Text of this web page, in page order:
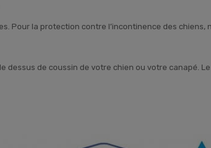
Pour la protection contre l’incontinence des chiens,
dessus de coussin de votre chien ou votre canapé.